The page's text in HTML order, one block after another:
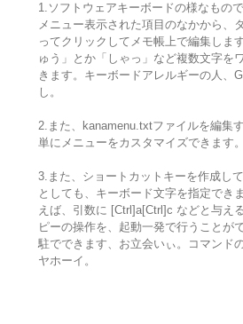
1.ソフトウェアキーボードの様なもので
メニュー表示された項目のなかから、
ってクリックしてメモ帳上で編集しま
ゅう」とか「しゃっ」など複数文字を
きます。キーボードアレルギーの人、
し。
2.また、kanamenu.txtファイルを編集
単にメニューをカスタマイズできます。
3.また、ショートカットキーを作成し
としても、キーボード文字を指定でき
えば、引数に [Ctrl]a[Ctrl]c などと与え
ピーの操作を、起動一発で行うことが
駐でできます、お立会いぃ。コマンド
ヤホーイ。